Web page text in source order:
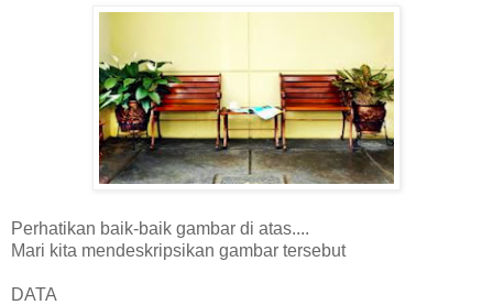
Perhatikan baik-baik gambar di atas....
Mari kita mendeskripsikan gambar tersebut
DATA